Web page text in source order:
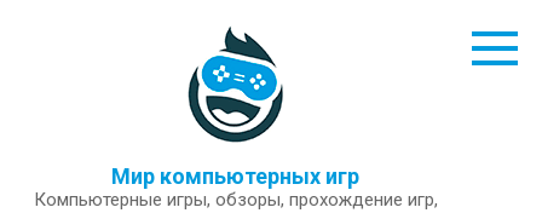
Мир компьютерных игр
Компьютерные игры, обзоры, прохождение игр,